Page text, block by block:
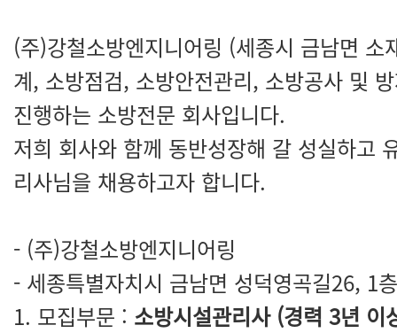
(주)강철소방엔지니어링 (세종시 금남면 소
계, 소방점검, 소방안전관리, 소방공사 및
진행하는 소방전문 회사입니다.
저희 회사와 함께 동반성장해 갈 성실하고
리사님을 채용하고자 합니다.
- (주)강철소방엔지니어링
- 세종특별자치시 금남면 성덕영곡길26, 1층
1. 모집부문 : 소방시설관리사 (경력 3년 이